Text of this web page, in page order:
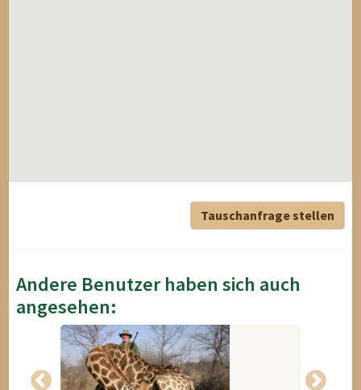
Tauschanfrage stellen
Andere Benutzer haben sich auch
angesehen: